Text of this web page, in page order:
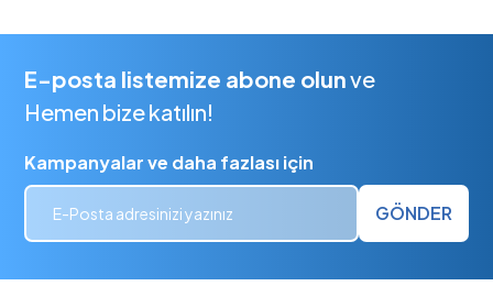
E-posta listemize abone olunve
Hemen bize katılın!
Kampanyalar ve daha fazlası için
GÖNDER